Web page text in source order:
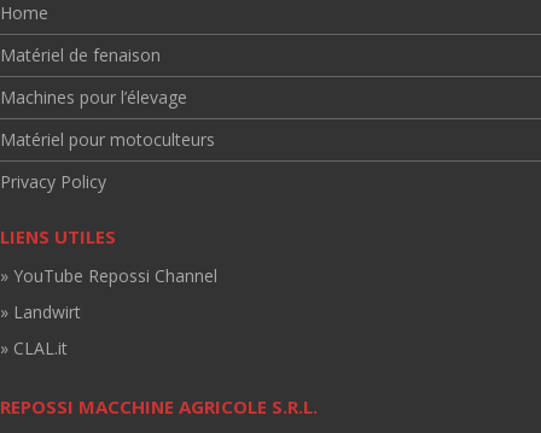
Home
Matériel de fenaison
Machines pour l’élevage
Matériel pour motoculteurs
Privacy Policy
LIENS UTILES
» YouTube Repossi Channel
» Landwirt
» CLAL.it
REPOSSI MACCHINE AGRICOLE S.R.L.